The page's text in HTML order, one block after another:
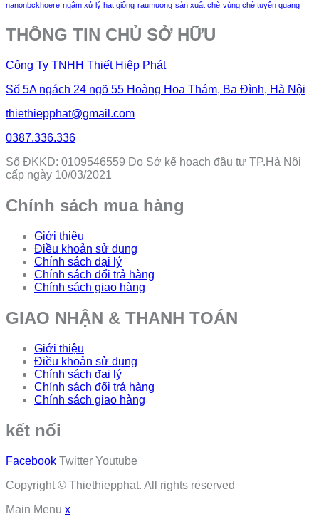
nanonbckhoere ngâm xử lý hạt giống raumuong sản xuất chè vùng chè tuyên quang
THÔNG TIN CHỦ SỞ HỮU
Công Ty TNHH Thiết Hiệp Phát
Số 5A ngách 24 ngõ 55 Hoàng Hoa Thám, Ba Đình, Hà Nội
thiethiepphat@gmail.com
0387.336.336
Số ĐKKD: 0109546559 Do Sở kế hoạch đầu tư TP.Hà Nội
cấp ngày 10/03/2021
Chính sách mua hàng
Giới thiệu
Điều khoản sử dụng
Chính sách đại lý
Chính sách đổi trả hàng
Chính sách giao hàng
GIAO NHẬN & THANH TOÁN
Giới thiệu
Điều khoản sử dụng
Chính sách đại lý
Chính sách đổi trả hàng
Chính sách giao hàng
kết nối
Facebook Twitter Youtube
Copyright © Thiethiepphat. All rights reserved
Main Menu x